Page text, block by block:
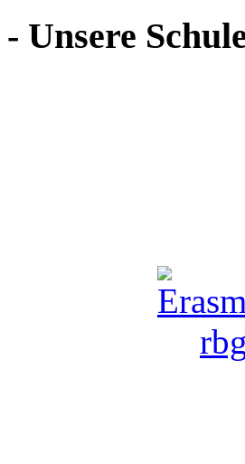
- Unsere